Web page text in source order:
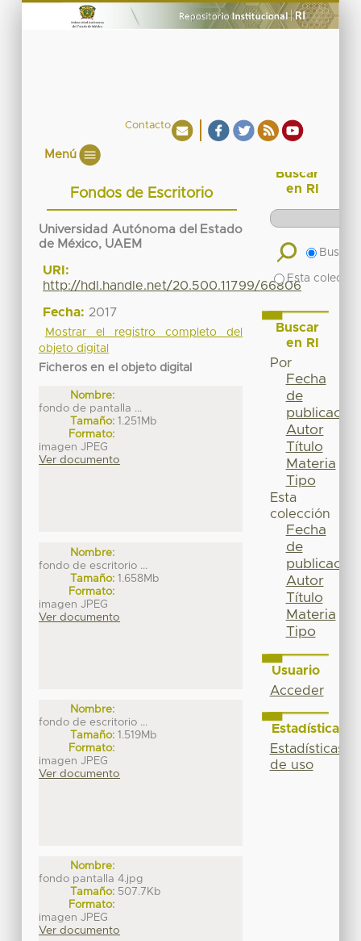
Contacto
Menú
Fondos de Escritorio
Universidad Autónoma del Estado
de México, UAEM
URI:
http://hdl.handle.net/20.500.11799/66806
Fecha: 2017
Mostrar el registro completo del
objeto digital
Ficheros en el objeto digital
Nombre:
fondo de pantalla ...
Tamaño: 1.251Mb
Formato:
imagen JPEG
Ver documento
Nombre:
fondo de escritorio ...
Tamaño: 1.658Mb
Formato:
imagen JPEG
Ver documento
Nombre:
fondo de escritorio ...
Tamaño: 1.519Mb
Formato:
imagen JPEG
Ver documento
Nombre:
fondo pantalla 4.jpg
Tamaño: 507.7Kb
Formato:
imagen JPEG
Ver documento
Buscar
en RI
Buscar
Esta
Buscar
en RI
Por
Fecha
de
publicación
Autor
Título
Materia
Tipo
Esta
colección
Fecha
de
publicación
Autor
Título
Materia
Tipo
Usuario
Acceder
Estadísticas
Estadísticas
de uso